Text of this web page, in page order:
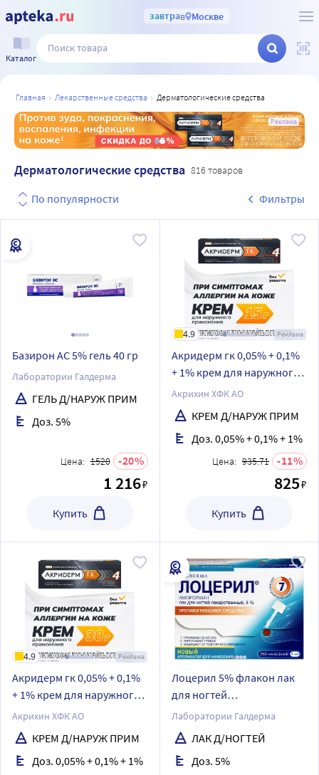
завтрав Москве
Каталог
главная лекарственные средства дерматологические средства
Реклама
Дерматологические средства 816 товаров
По популярности Фильтры
Базирон АС 5% гель 40 гр
Лаборатории Галдерма
ГЕЛЬ Д/НАРУЖ ПРИМ
Доз. 5%
Цена: 1520 20
1 216₽
Купить
Реклама
4.9
Акридерм гк 0,05% + 0,1%
+ 1% крем для наружного
применения 15 гр
Акрихин ХФК АО
КРЕМ Д/НАРУЖ ПРИМ
Доз. 0,05% + 0,1% + 1%
Цена: 935.71 11
825₽
Купить
Реклама
4.9
Акридерм гк 0,05% + 0,1%
+ 1% крем для наружного
применения 30 гр
Акрихин ХФК АО
КРЕМ Д/НАРУЖ ПРИМ
Доз. 0,05% + 0,1% + 1%
Лоцерил 5% флакон лак
для ногтей
лекарственный 5 мл
Лаборатории Галдерма
ЛАК Д/НОГТЕЙ
Доз. 5%